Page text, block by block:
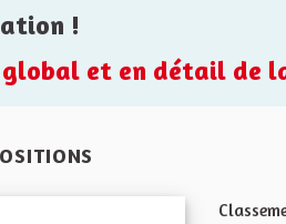
!
global et en détail de